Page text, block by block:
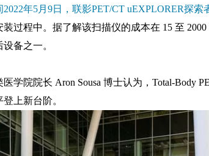
2022年5月9日，联影PET/CT uEXPLORER探
装过程中。据了解该扫描仪的成本在 15 至
备之一。
学院院长 Aron Sousa 博士认为，Total-Body
上新台阶。